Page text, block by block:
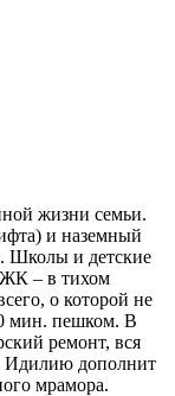
жизни семьи.
и наземный
Школы и детские
ЖК – в тихом
о которой не
мин. пешком. В
ремонт, вся
Идилию дополнит
мрамора.